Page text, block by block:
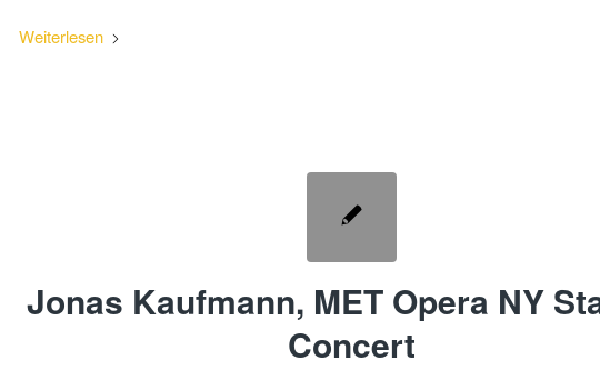
Weiterlesen
Jonas Kaufmann, MET Opera NY
Concert